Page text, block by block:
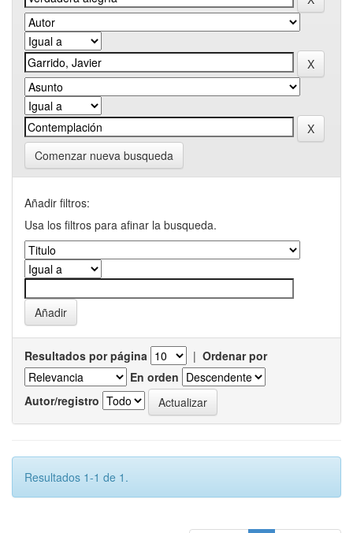
Comenzar nueva busqueda
Añadir filtros:
Usa los filtros para afinar la busqueda.
Resultados por página | Ordenar por
En orden
Autor/registro
Resultados 1-1 de 1.